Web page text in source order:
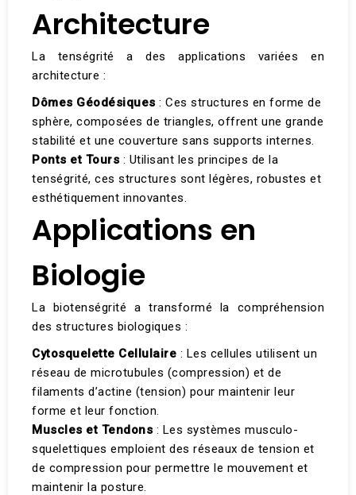
Architecture
La tenségrité a des applications variées en
architecture :
Dômes Géodésiques : Ces structures en forme de
sphère, composées de triangles, offrent une grande
stabilité et une couverture sans supports internes.
Ponts et Tours : Utilisant les principes de la
tenségrité, ces structures sont légères, robustes et
esthétiquement innovantes​.
Applications en
Biologie
La biotenségrité a transformé la compréhension
des structures biologiques :
Cytosquelette Cellulaire : Les cellules utilisent un
réseau de microtubules (compression) et de
filaments d’actine (tension) pour maintenir leur
forme et leur fonction.
Muscles et Tendons : Les systèmes musculo-
squelettiques emploient des réseaux de tension et
de compression pour permettre le mouvement et
maintenir la posture​.